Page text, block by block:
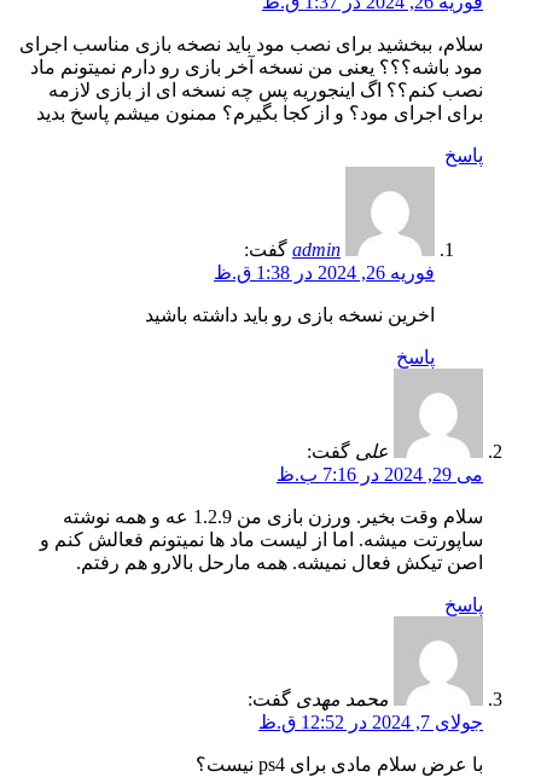
سلام، ببخشید برای نصب مود باید نصخه بازی مناسب اجرای
مود باشه؟؟؟ یعنی من نسخه آخر بازی رو دارم نمیتونم ماد
نصب کنم؟؟ اگ اینجوریه پس چه نسخه ای از بازی لازمه
برای اجرای مود؟ و از کجا بگیرم؟ ممنون میشم پاسخ بدید
پاسخ
admin گفت:
فوریه 26, 2024 در 1:38 ق.ظ
اخرین نسخه بازی رو باید داشته باشید
پاسخ
علی گفت:
می 29, 2024 در 7:16 ب.ظ
سلام وقت بخیر. ورزن بازی من 1.2.9 عه و همه نوشته
ساپورتت میشه. اما از لیست ماد ها نمیتونم فعالش کنم و
اصن تیکش فعال نمیشه. همه مارحل بالارو هم رفتم.
پاسخ
محمد مهدی گفت:
جولای 7, 2024 در 12:52 ق.ظ
با عرض سلام مادی برای ps4 نیست؟